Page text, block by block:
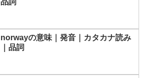
norwayの意味｜発音｜カタカナ読み
｜品詞